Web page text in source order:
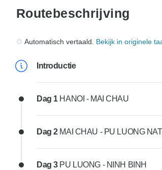
Routebeschrijving
Automatisch vertaald. Bekijk in originele
Introductie
Dag 1 HANOI - MAI CHAU
Dag 2 MAI CHAU - PU LUONG
Dag 3 PU LUONG - NINH BINH